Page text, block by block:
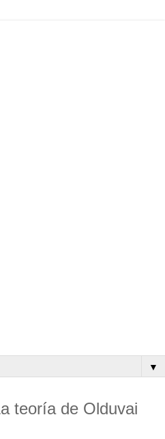
▼
teoría de Olduvai